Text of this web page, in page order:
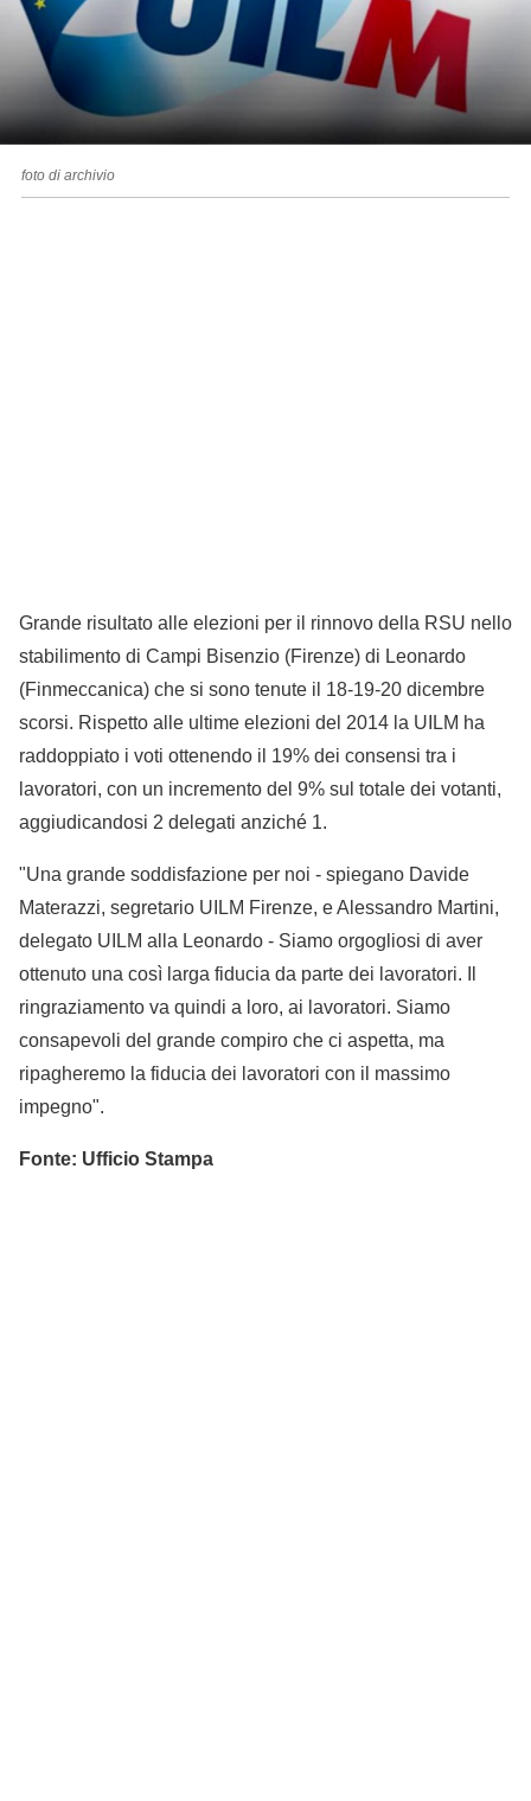
foto di archivio
Grande risultato alle elezioni per il rinnovo della RSU nello
stabilimento di Campi Bisenzio (Firenze) di Leonardo
(Finmeccanica) che si sono tenute il 18-19-20 dicembre
scorsi. Rispetto alle ultime elezioni del 2014 la UILM ha
raddoppiato i voti ottenendo il 19% dei consensi tra i
lavoratori, con un incremento del 9% sul totale dei votanti,
aggiudicandosi 2 delegati anziché 1.
"Una grande soddisfazione per noi - spiegano Davide
Materazzi, segretario UILM Firenze, e Alessandro Martini,
delegato UILM alla Leonardo - Siamo orgogliosi di aver
ottenuto una così larga fiducia da parte dei lavoratori. Il
ringraziamento va quindi a loro, ai lavoratori. Siamo
consapevoli del grande compiro che ci aspetta, ma
ripagheremo la fiducia dei lavoratori con il massimo
impegno".
Fonte: Ufficio Stampa